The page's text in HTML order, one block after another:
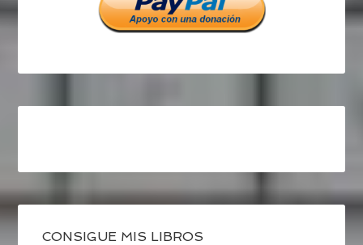
CONSIGUE MIS LIBROS